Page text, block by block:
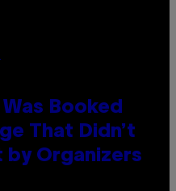
Booked
That Didn’t
by Organizers